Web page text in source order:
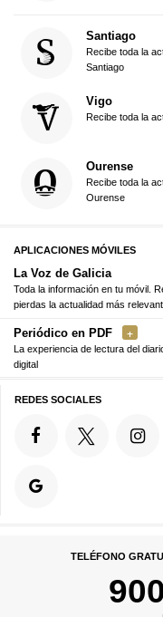
Santiago
Recibe toda la
Santiago
Vigo
Recibe toda la
Ourense
Recibe toda la
Ourense
APLICACIONES MÓVILES
La Voz de Galicia
Toda la información en tu móvil.
pierdas la actualidad más
Periódico en PDF
La experiencia de lectura del
digital
REDES SOCIALES
TELÉFONO